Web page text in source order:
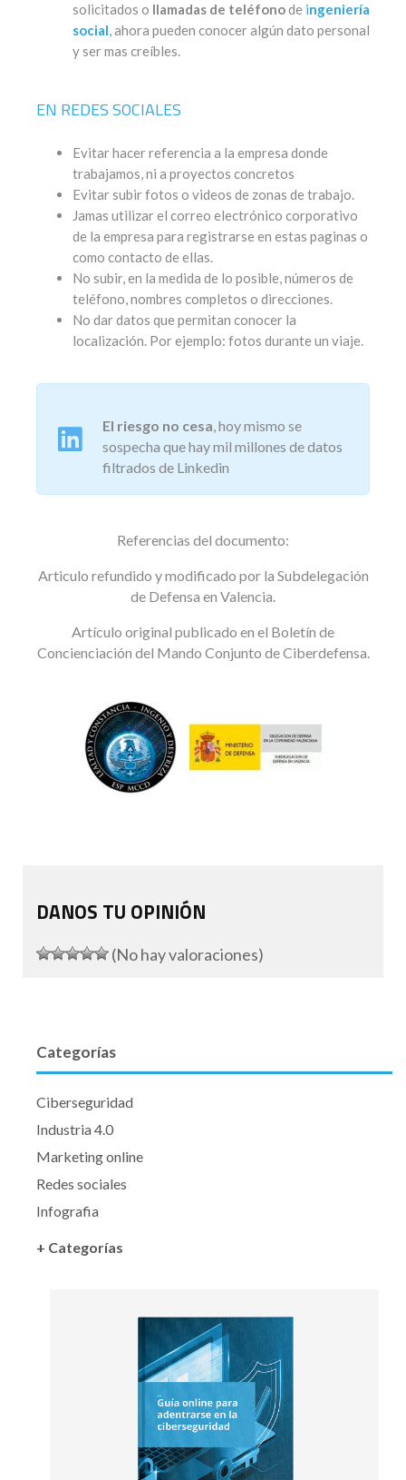
solicitados o llamadas de teléfonode ingeniería
social,ahora pueden conocer algún dato personal
y ser mas creíbles.
EN REDES SOCIALES
Evitar hacer referencia a la empresa donde
trabajamos, ni a proyectos concretos
Evitar subir fotos o videos de zonas de trabajo.
Jamas utilizar el correo electrónico corporativo
de la empresa para registrarse en estas paginas o
como contacto de ellas.
No subir, en la medida de lo posible, números de
teléfono, nombres completos o direcciones.
No dar datos que permitan conocer la
localización. Por ejemplo: fotos durante un viaje.
El riesgo no cesa, hoy mismo se
sospecha que hay mil millones de datos
filtrados de Linkedin
Referencias del documento:
Articulo refundido y modificado por la Subdelegación
de Defensa en Valencia.
Artículo original publicado en el Boletín de
Concienciación del Mando Conjunto de Ciberdefensa.
DANOS TU OPINIÓN
(No hay valoraciones)
Categorías
Ciberseguridad
Industria 4.0
Marketing online
Redes sociales
Infografia
+ Categorías